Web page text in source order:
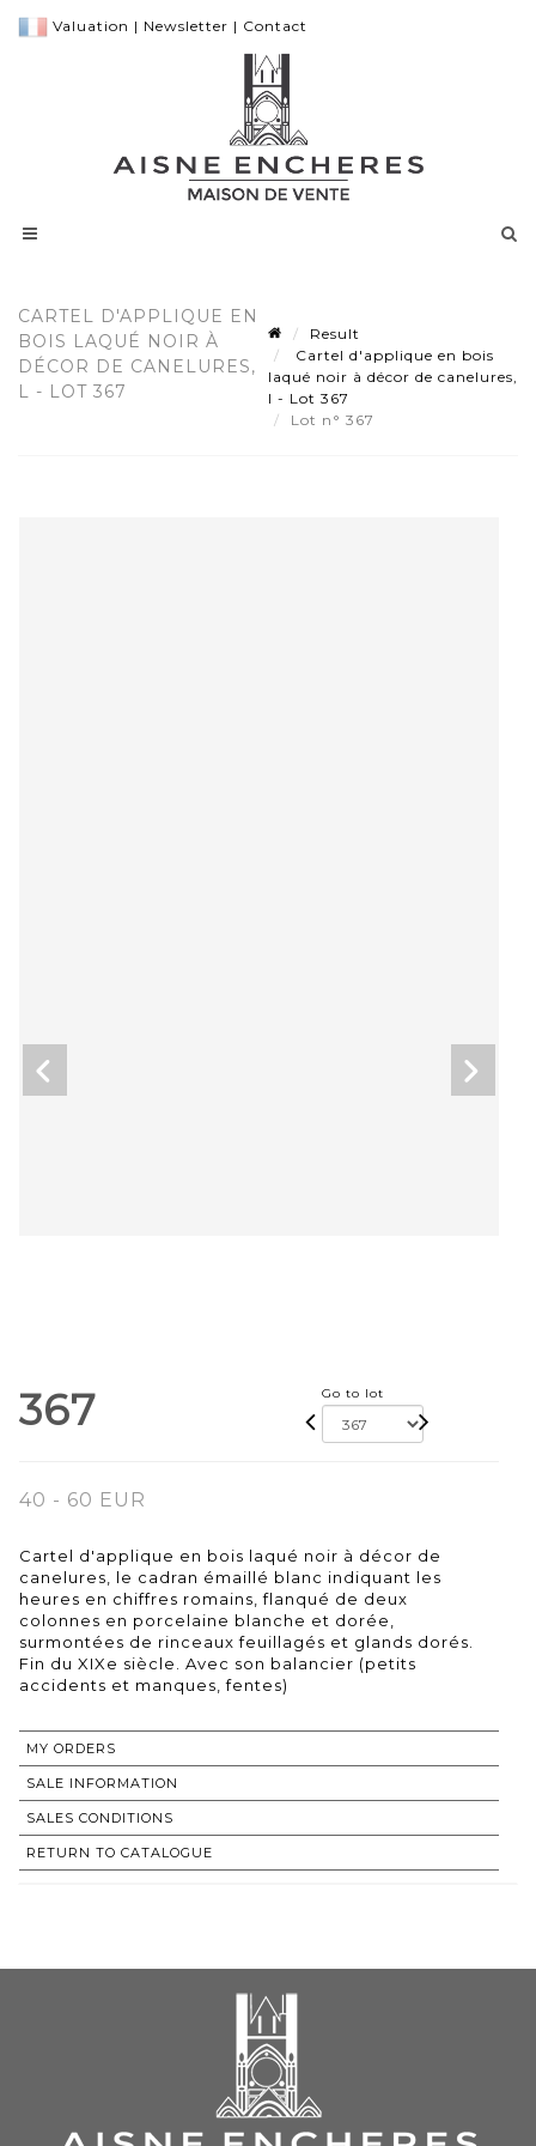
Valuation | Newsletter | Contact
CARTEL D'APPLIQUE EN
BOIS LAQUÉ NOIR À
DÉCOR DE CANELURES,
L - LOT 367
Result
Cartel d'applique en bois
laqué noir à décor de canelures,
l - Lot 367
Lot n° 367
367 Go to lot
40 - 60 EUR
Cartel d'applique en bois laqué noir à décor de
canelures, le cadran émaillé blanc indiquant les
heures en chiffres romains, flanqué de deux
colonnes en porcelaine blanche et dorée,
surmontées de rinceaux feuillagés et glands dorés.
Fin du XIXe siècle. Avec son balancier (petits
accidents et manques, fentes)
MY ORDERS
SALE INFORMATION
SALES CONDITIONS
RETURN TO CATALOGUE